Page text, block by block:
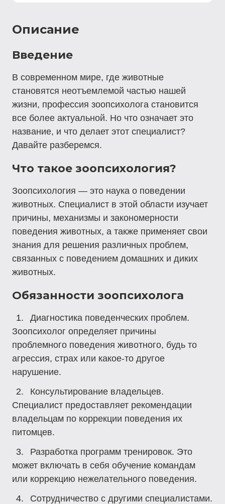
Описание
Введение
В современном мире, где животные
становятся неотъемлемой частью нашей
жизни, профессия зоопсихолога становится
все более актуальной. Но что означает это
название, и что делает этот специалист?
Давайте разберемся.
Что такое зоопсихология?
Зоопсихология — это наука о поведении
животных. Специалист в этой области изучает
причины, механизмы и закономерности
поведения животных, а также применяет свои
знания для решения различных проблем,
связанных с поведением домашних и диких
животных.
Обязанности зоопсихолога
Диагностика поведенческих проблем.
Зоопсихолог определяет причины
проблемного поведения животного, будь то
агрессия, страх или какое-то другое
нарушение.
Консультирование владельцев.
Специалист предоставляет рекомендации
владельцам по коррекции поведения их
питомцев.
Разработка программ тренировок. Это
может включать в себя обучение командам
или коррекцию нежелательного поведения.
Сотрудничество с другими специалистами.